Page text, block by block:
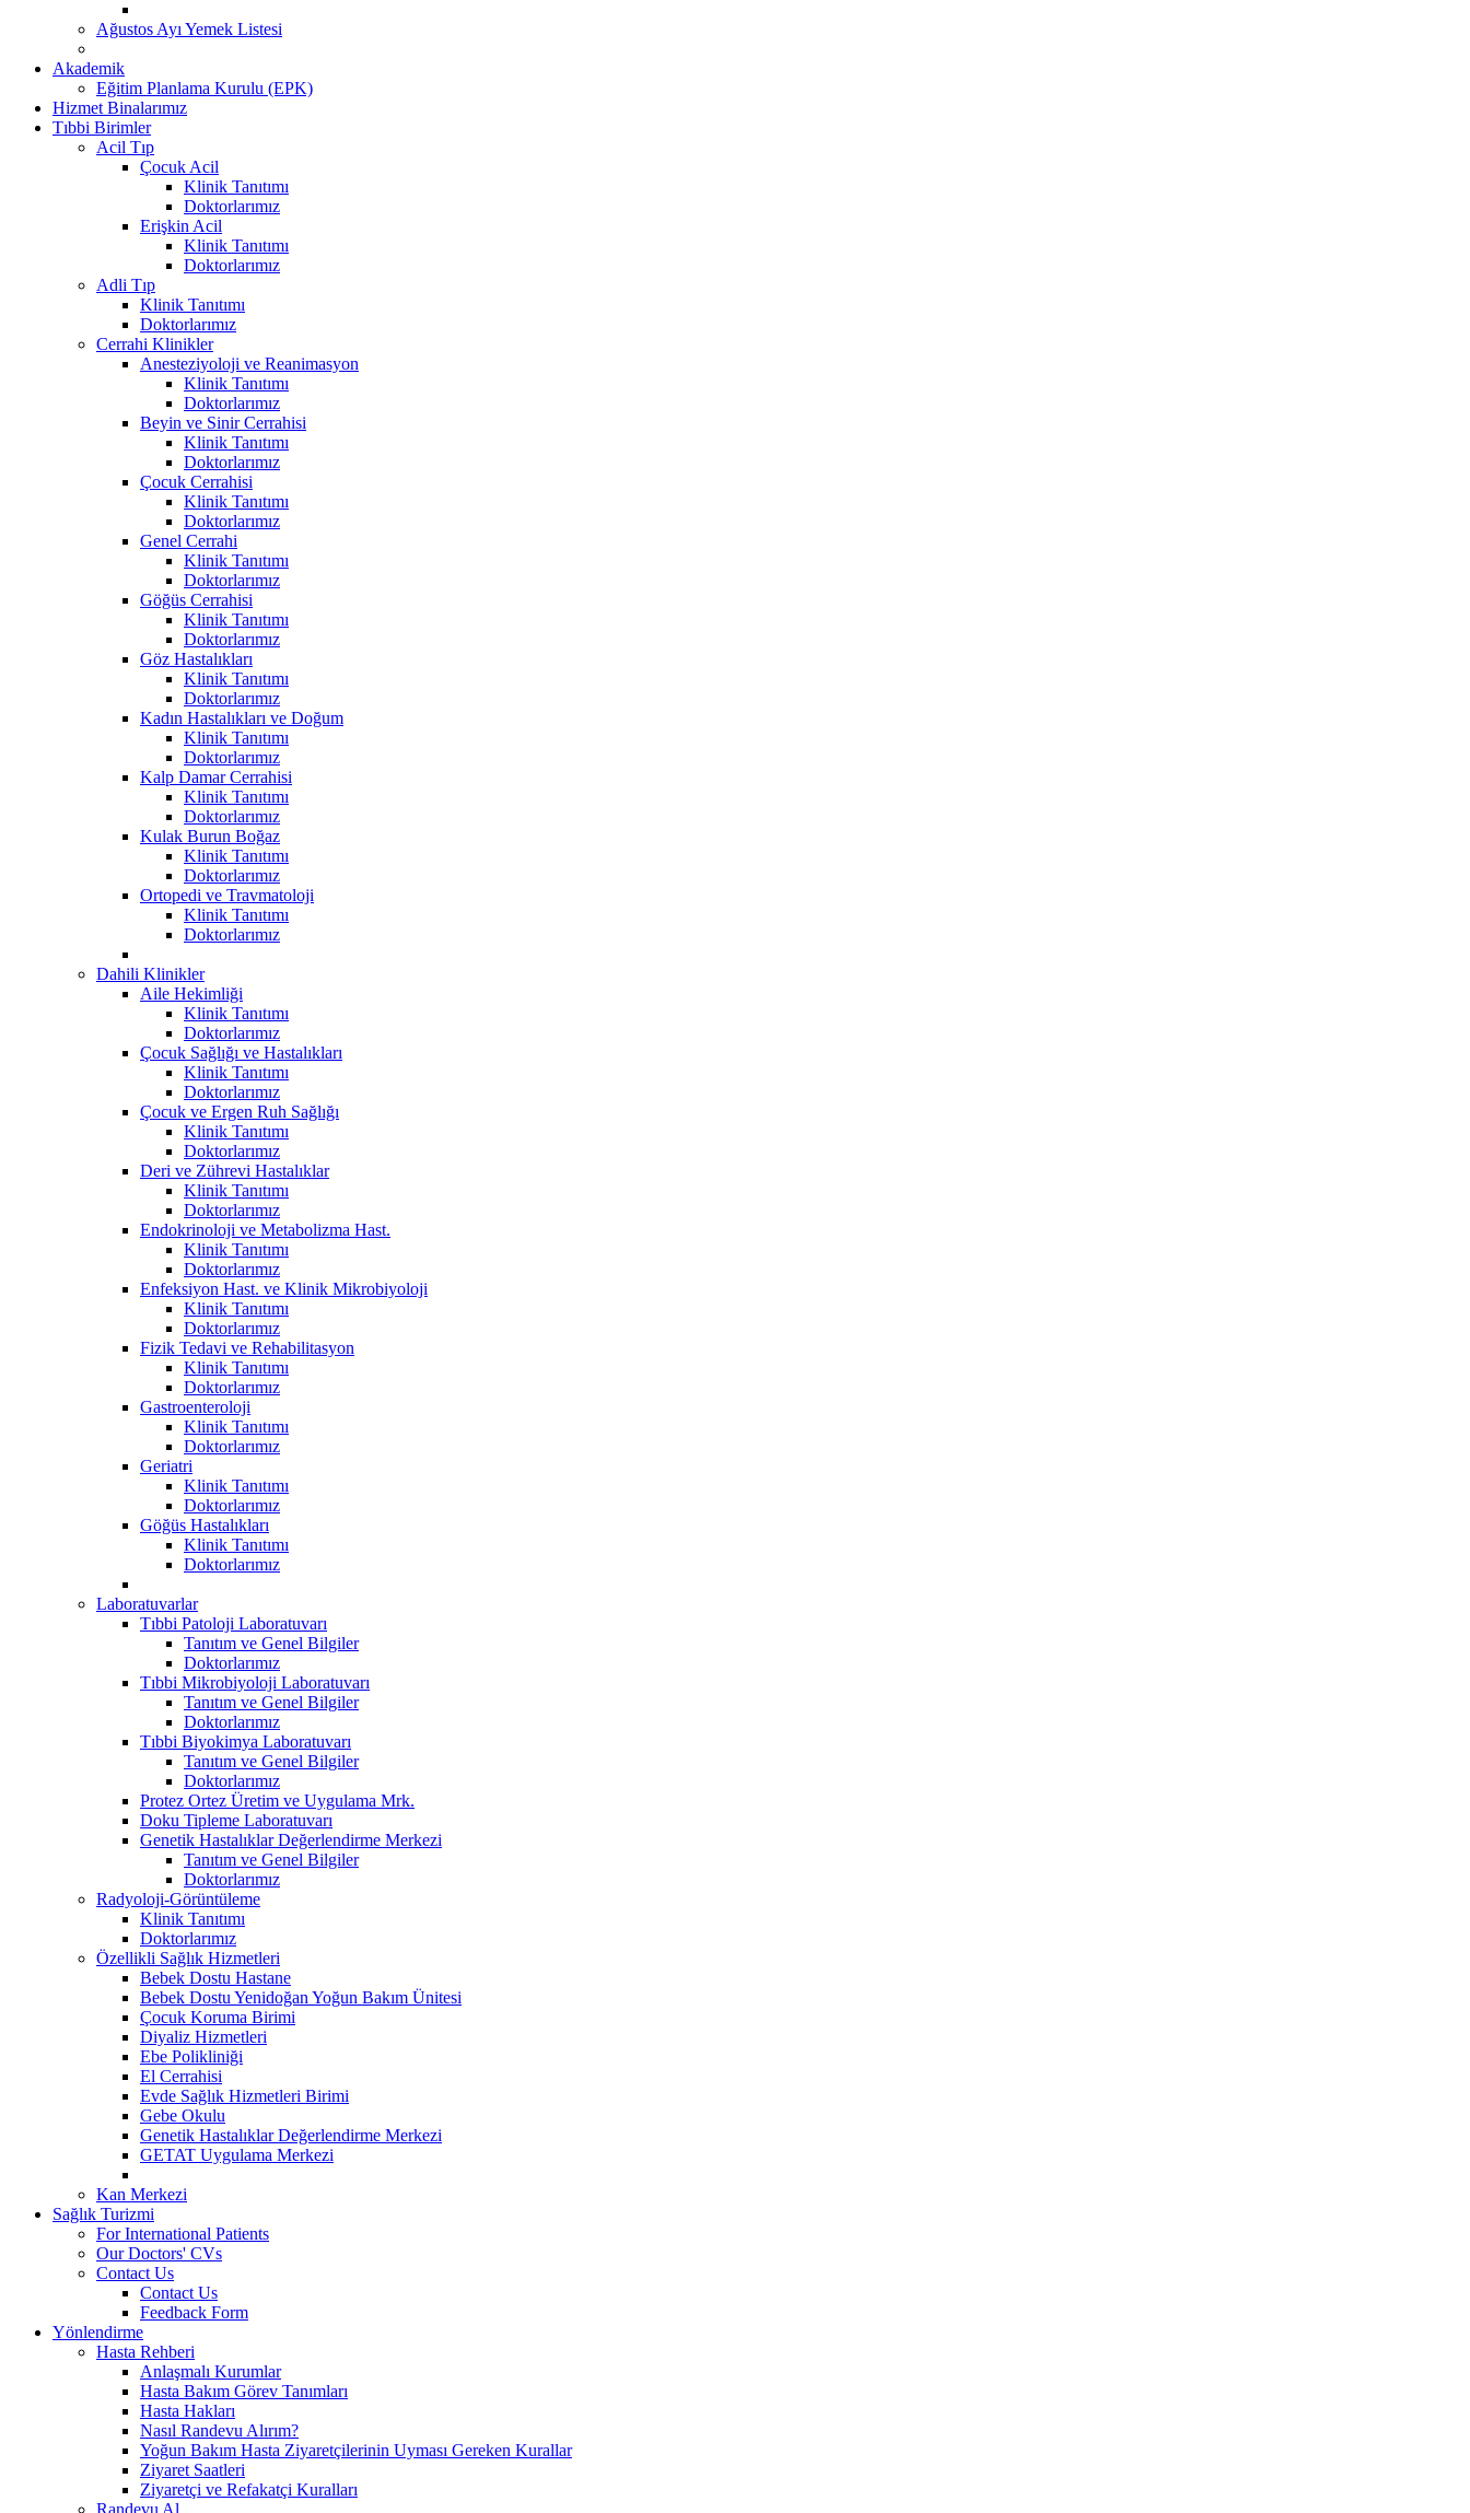
Ağustos Ayı Yemek Listesi
Akademik
Eğitim Planlama Kurulu (EPK)
Hizmet Binalarımız
Tıbbi Birimler
Acil Tıp
Çocuk Acil
Klinik Tanıtımı
Doktorlarımız
Erişkin Acil
Klinik Tanıtımı
Doktorlarımız
Adli Tıp
Klinik Tanıtımı
Doktorlarımız
Cerrahi Klinikler
Anesteziyoloji ve Reanimasyon
Klinik Tanıtımı
Doktorlarımız
Beyin ve Sinir Cerrahisi
Klinik Tanıtımı
Doktorlarımız
Çocuk Cerrahisi
Klinik Tanıtımı
Doktorlarımız
Genel Cerrahi
Klinik Tanıtımı
Doktorlarımız
Göğüs Cerrahisi
Klinik Tanıtımı
Doktorlarımız
Göz Hastalıkları
Klinik Tanıtımı
Doktorlarımız
Kadın Hastalıkları ve Doğum
Klinik Tanıtımı
Doktorlarımız
Kalp Damar Cerrahisi
Klinik Tanıtımı
Doktorlarımız
Kulak Burun Boğaz
Klinik Tanıtımı
Doktorlarımız
Ortopedi ve Travmatoloji
Klinik Tanıtımı
Doktorlarımız
Dahili Klinikler
Aile Hekimliği
Klinik Tanıtımı
Doktorlarımız
Çocuk Sağlığı ve Hastalıkları
Klinik Tanıtımı
Doktorlarımız
Çocuk ve Ergen Ruh Sağlığı
Klinik Tanıtımı
Doktorlarımız
Deri ve Zührevi Hastalıklar
Klinik Tanıtımı
Doktorlarımız
Endokrinoloji ve Metabolizma Hast.
Klinik Tanıtımı
Doktorlarımız
Enfeksiyon Hast. ve Klinik Mikrobiyoloji
Klinik Tanıtımı
Doktorlarımız
Fizik Tedavi ve Rehabilitasyon
Klinik Tanıtımı
Doktorlarımız
Gastroenteroloji
Klinik Tanıtımı
Doktorlarımız
Geriatri
Klinik Tanıtımı
Doktorlarımız
Göğüs Hastalıkları
Klinik Tanıtımı
Doktorlarımız
Laboratuvarlar
Tıbbi Patoloji Laboratuvarı
Tanıtım ve Genel Bilgiler
Doktorlarımız
Tıbbi Mikrobiyoloji Laboratuvarı
Tanıtım ve Genel Bilgiler
Doktorlarımız
Tıbbi Biyokimya Laboratuvarı
Tanıtım ve Genel Bilgiler
Doktorlarımız
Protez Ortez Üretim ve Uygulama Mrk.
Doku Tipleme Laboratuvarı
Genetik Hastalıklar Değerlendirme Merkezi
Tanıtım ve Genel Bilgiler
Doktorlarımız
Radyoloji-Görüntüleme
Klinik Tanıtımı
Doktorlarımız
Özellikli Sağlık Hizmetleri
Bebek Dostu Hastane
Bebek Dostu Yenidoğan Yoğun Bakım Ünitesi
Çocuk Koruma Birimi
Diyaliz Hizmetleri
Ebe Polikliniği
El Cerrahisi
Evde Sağlık Hizmetleri Birimi
Gebe Okulu
Genetik Hastalıklar Değerlendirme Merkezi
GETAT Uygulama Merkezi
Kan Merkezi
Sağlık Turizmi
For International Patients
Our Doctors' CVs
Contact Us
Contact Us
Feedback Form
Yönlendirme
Hasta Rehberi
Anlaşmalı Kurumlar
Hasta Bakım Görev Tanımları
Hasta Hakları
Nasıl Randevu Alırım?
Yoğun Bakım Hasta Ziyaretçilerinin Uyması Gereken Kurallar
Ziyaret Saatleri
Ziyaretçi ve Refakatçi Kuralları
Randevu Al